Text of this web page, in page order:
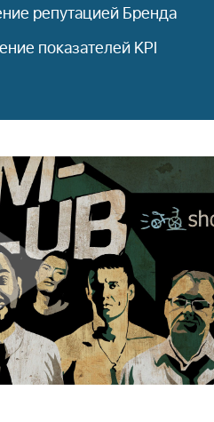
репутацией Бренда
показателей KPI